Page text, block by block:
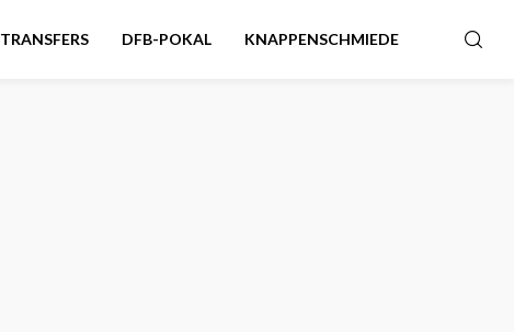
TRANSFERS DFB-POKAL KNAPPENSCHMIEDE